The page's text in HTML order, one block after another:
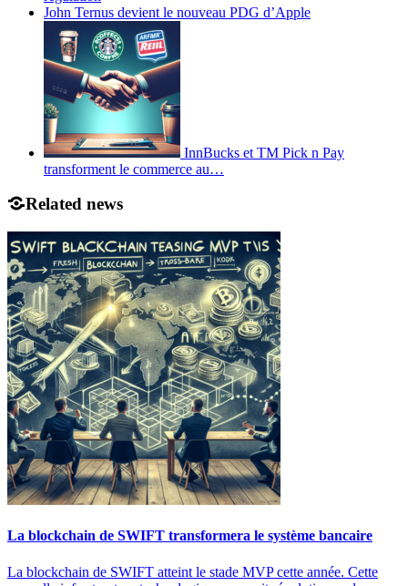
John Ternus devient le nouveau PDG d’Apple
InnBucks et TM Pick n Pay
transforment le commerce au…
Related news
La blockchain de SWIFT transformera le système bancaire
La blockchain de SWIFT atteint le stade MVP cette année. Cette